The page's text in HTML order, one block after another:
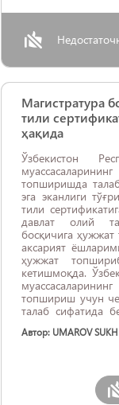
Магистратура
тили
ҳақида
Ўзбекистон
топширишда
эга эканлиги
тили
давлат олий
босқичига
аксарият
ҳужжат
кетишмоқда.
топшириш учун
талаб сифатида
тўғрисида
Автор: UMAROV